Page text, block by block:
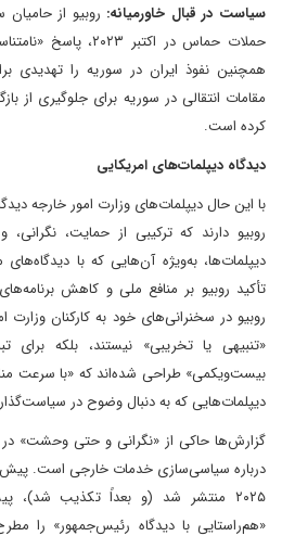
سیاست در قبال خاورمیانه: روبیو از
حملات حماس در اکتبر
همچنین نفوذ ایران در سوریه را تهدیدی
مقامات انتقالی در سوریه برای جلوگیری از
کرده است.
دیدگاه دیپلمات‌های امریکایی
با این حال دیپلمات‌های وزارت امور خارجه
روبیو دارند که ترکیبی از حمایت،
دیپلمات‌ها، به‌ویژه آن‌هایی که با دیدگاه‌های
تأکید روبیو بر منافع ملی و کاهش
روبیو در سخنرانی‌های خود به کارکنان
«تنبیهی یا تخریبی» نیستند، بلکه
بیست‌ویکمی» طراحی شده‌اند که «با سرعت
دیپلمات‌هایی که به دنبال وضوح در
گزارش‌ها حاکی از «نگرانی و حتی وحشت» در
درباره سیاسی‌سازی خدمات خارجی است.
۲۰۲۵ منتشر شد (و بعداً تکذیب شد)،
«هم‌راستایی با دیدگاه رئیس‌جمهور» را